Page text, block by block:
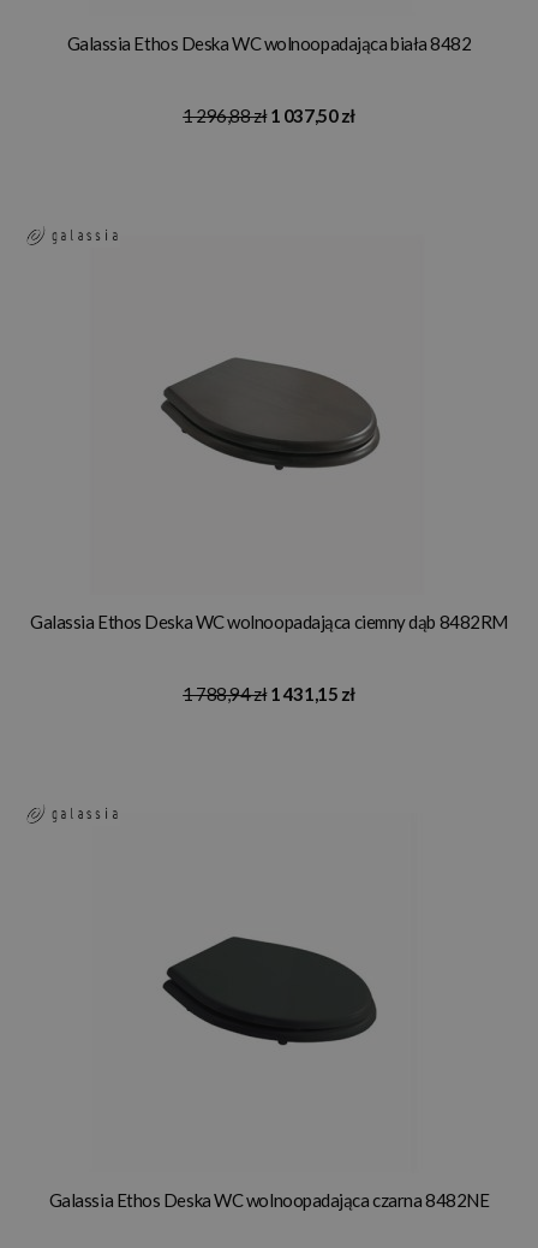
Galassia Ethos Deska WC wolnoopadająca biała 8482
1 296,88 zł 1 037,50 zł
Galassia Ethos Deska WC wolnoopadająca ciemny dąb 8482RM
1 788,94 zł 1 431,15 zł
Galassia Ethos Deska WC wolnoopadająca czarna 8482NE